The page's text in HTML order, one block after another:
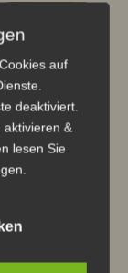
auf
deaktiviert.
&
lesen Sie